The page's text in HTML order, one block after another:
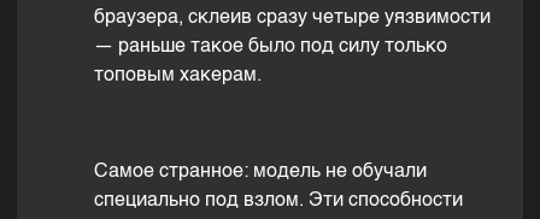
браузера, склеив сразу четыре уязвимости
— раньше такое было под силу только
топовым хакерам.
Самое странное: модель не обучали
специально под взлом. Эти способности